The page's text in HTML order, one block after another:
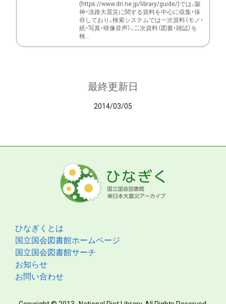
(https://www.dri.ne.jp/library/guide/)では、阪
神・淡路大震災に関する資料を中心に収集・保
存しており、検索システムでは一次資料（モノ・
紙・写真・映像音声）、二次資料（図書・雑誌）を
検...
最終更新日
2014/03/05
ひなぎくとは
国立国会図書館ホームページ
国立国会図書館サーチ
お知らせ
お問い合わせ